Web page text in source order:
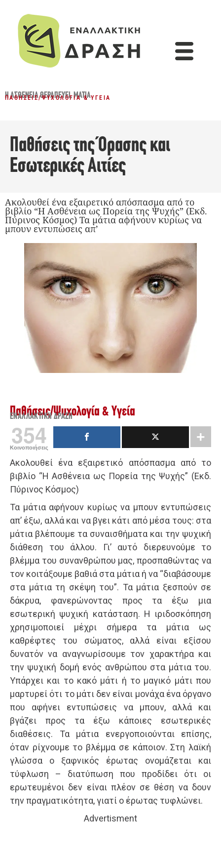
Η ΑΣΘΈΝΕΙΑ ΘΕΡΑΠΕΎΕΙ,ΜΆΤΙΑ
ΠΑΘΉΣΕΙΣ/ΨΥΧΟΛΟΓΊΑ & ΥΓΕΊΑ
Παθήσεις της Όρασης και
Εσωτερικές Αιτίες
Ακολουθεί ένα εξαιρετικό απόσπασμα από το
βιβλίο “Η Ασθένεια ως Πορεία της Ψυχής” (Εκδ.
Πύρινος Κόσμος) Τα μάτια αφήνουν κυρίως να
μπουν εντυπώσεις απ’
Παθήσεις/Ψυχολογία & Υγεία
ΕΝΑΛΛΑΚΤΙΚΉ ΔΡΆΣΗ
354
Κοινοποιήσεις
Ακολουθεί ένα εξαιρετικό απόσπασμα από το
βιβλίο “Η Ασθένεια ως Πορεία της Ψυχής” (Εκδ.
Πύρινος Κόσμος)
Τα μάτια αφήνουν κυρίως να μπουν εντυπώσεις
απ’ έξω, αλλά και να βγει κάτι από μέσα τους: στα
μάτια βλέπουμε τα συναισθήματα και την ψυχική
διάθεση του άλλου. Γι’ αυτό διερευνούμε το
βλέμμα του συνανθρώπου μας, προσπαθώντας να
τον κοιτάξουμε βαθιά στα μάτια ή να “διαβάσουμε
στα μάτια τη σκέψη του”. Τα μάτια ξεσπούν σε
δάκρυα, φανερώνοντας προς τα έξω μια
εσωτερική ψυχική κατάσταση. Η ιριδοσκόπηση
χρησιμοποιεί μέχρι σήμερα τα μάτια ως
καθρέφτες του σώματος, αλλά είναι εξίσου
δυνατόν να αναγνωρίσουμε τον χαρακτήρα και
την ψυχική δομή ενός ανθρώπου στα μάτια του.
Υπάρχει και το κακό μάτι ή το μαγικό μάτι που
μαρτυρεί ότι το μάτι δεν είναι μονάχα ένα όργανο
που αφήνει εντυπώσεις να μπουν, αλλά και
βγάζει προς τα έξω κάποιες εσωτερικές
διαθέσεις. Τα μάτια ενεργοποιούνται επίσης,
όταν ρίχνουμε το βλέμμα σε κάποιον. Στη λαϊκή
γλώσσα ο ξαφνικός έρωτας ονομάζεται και
τύφλωση – διατύπωση που προδίδει ότι οι
ερωτευμένοι δεν είναι πλέον σε θέση να δουν
την πραγματικότητα, γιατί ο έρωτας τυφλώνει.
Advertisment